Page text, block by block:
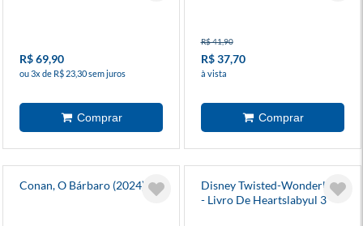
R$ 69,90
ou 3x de R$ 23,30 sem juros
R$ 41,90
R$ 37,70
à vista
Conan, O Bárbaro (2024) 12
Disney Twisted-Wonderland
- Livro De Heartslabyul 3